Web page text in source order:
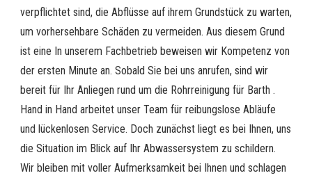
verpflichtet sind, die Abflüsse auf ihrem Grundstück zu warten,
um vorhersehbare Schäden zu vermeiden. Aus diesem Grund
ist eine In unserem Fachbetrieb beweisen wir Kompetenz von
der ersten Minute an. Sobald Sie bei uns anrufen, sind wir
bereit für Ihr Anliegen rund um die Rohrreinigung für Barth .
Hand in Hand arbeitet unser Team für reibungslose Abläufe
und lückenlosen Service. Doch zunächst liegt es bei Ihnen, uns
die Situation im Blick auf Ihr Abwassersystem zu schildern.
Wir bleiben mit voller Aufmerksamkeit bei Ihnen und schlagen